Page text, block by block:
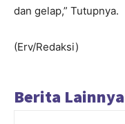
dan gelap,” Tutupnya.
(Erv/Redaksi)
Berita Lainnya